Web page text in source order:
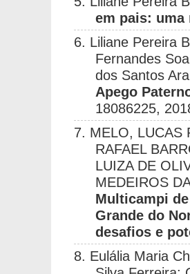
em pais:
6. Liliane Pereira
Fernandes
dos Santos
Apego
18086225,
7. MELO, LUCAS
RAFAEL
LUIZA DE
MEDEIROS
Multicampi
Grande do
desafios e
8. Eulália Maria